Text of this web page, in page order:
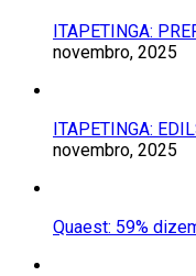
ITAPETINGA:
novembro, 2025
ITAPETINGA:
novembro, 2025
Quaest: 59%